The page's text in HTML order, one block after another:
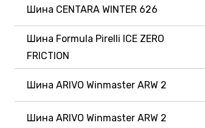
Шина CENTARA WINTER 626
Шина Formula Pirelli ICE ZERO
FRICTION
Шина ARIVO Winmaster ARW 2
Шина ARIVO Winmaster ARW 2